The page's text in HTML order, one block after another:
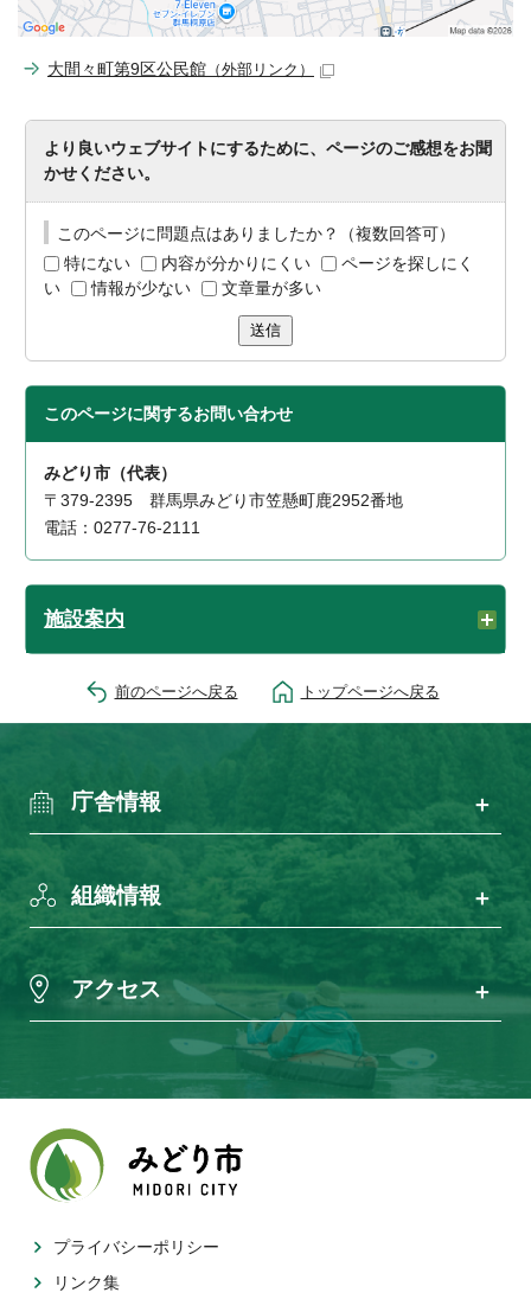
大間々町第9区公民館 （外部リンク）
より良いウェブサイトにするために、ページのご感想をお聞
かせください。
このページに問題点はありましたか？（複数回答可）
特にない
内容が分かりにくい
ページを探しにく
い
情報が少ない 文章量が多い
送信
このページに関するお問い合わせ
みどり市（代表）
〒379-2395 群馬県みどり市笠懸町鹿2952番地
電話：0277-76-2111
施設案内
前のページへ戻る トップページへ戻る
庁舎情報
組織情報
アクセス
プライバシーポリシー
リンク集